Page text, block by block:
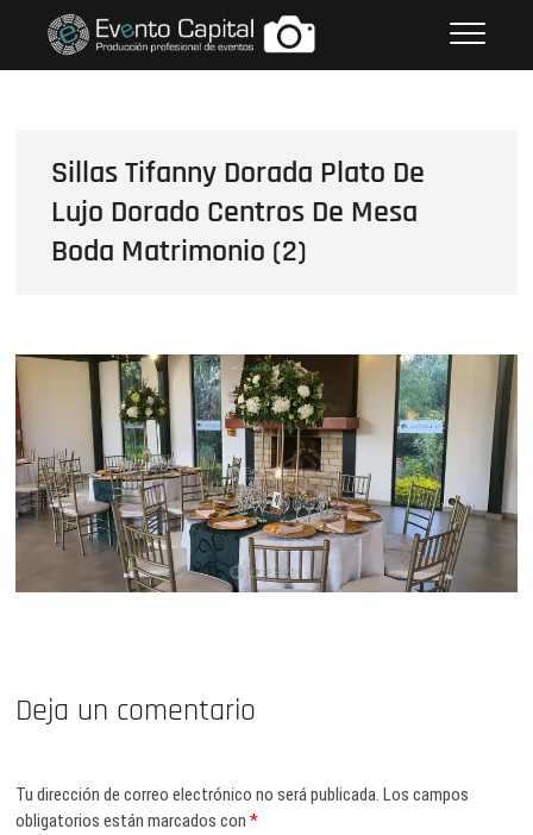
contenido
FOTOS GRUPO EMPRESARIAL
Sillas Tifanny Dorada Plato De
Lujo Dorado Centros De Mesa
Boda Matrimonio (2)
Deja un comentario
Tu dirección de correo electrónico no será publicada. Los campos
obligatorios están marcados con*